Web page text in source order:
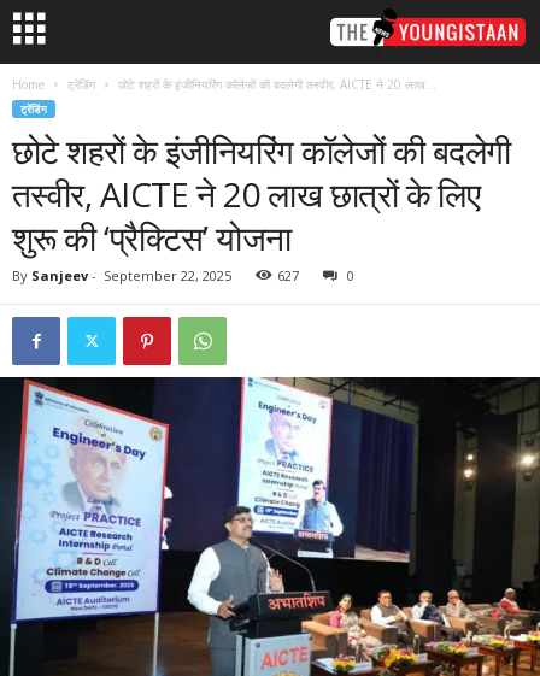
Home ट्रेंडिंग छोटे शहरों के इंजीनियरिंग कॉलेजों की बदलेगी तस्वीर, AICTE ने 20 लाख...
ट्रेंडिंग
छोटे शहरों के इंजीनियरिंग कॉलेजों की बदलेगी
तस्वीर, AICTE ने 20 लाख छात्रों के लिए
शुरू की ‘प्रैक्टिस’ योजना
By Sanjeev - September 22, 2025 627 0